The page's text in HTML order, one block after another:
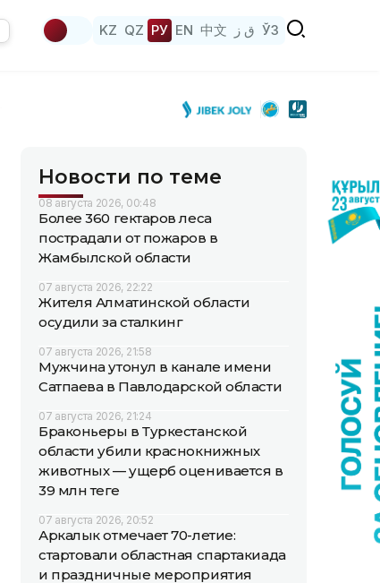
KZ QZ РУ EN 中文 ق ز ЎЗ
Новости по теме
08 августа 2026, 00:48
Более 360 гектаров леса
пострадали от пожаров в
Жамбылской области
07 августа 2026, 22:22
Жителя Алматинской области
осудили за сталкинг
07 августа 2026, 21:58
Мужчина утонул в канале имени
Сатпаева в Павлодарской области
07 августа 2026, 21:24
Браконьеры в Туркестанской
области убили краснокнижных
животных — ущерб оценивается в
39 млн теңге
07 августа 2026, 20:52
Аркалык отмечает 70-летие:
стартовали областная спартакиада
и праздничные мероприятия